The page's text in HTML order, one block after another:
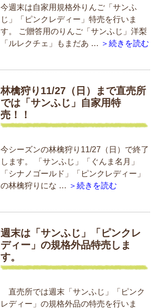
今週末は自家用規格外りんご「サンふ
じ」「ピンクレディー」特売を行いま
す。 ご贈答用のりんご「サンふじ」洋梨
「ルレクチェ」もまだあ … ＞続きを読む
林檎狩り11/27（日）まで直売所
では「サンふじ」自家用特
売！！
今シーズンの林檎狩り11/27（日）で終了
します。 「サンふじ」「ぐんま名月」
「シナノゴールド」「ピンクレディー」
の林檎狩りにな … ＞続きを読む
週末は「サンふじ」「ピンクレ
ディー」の規格外品特売しま
す。
直売所では週末「サンふじ」「ピンク
レディー」の規格外品の特売を行いま